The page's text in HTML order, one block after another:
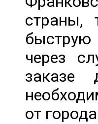
страны,
через
заказе
от